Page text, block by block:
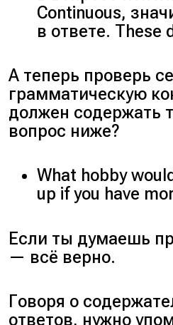
Continuous,
в ответе. These
А теперь проверь
грамматическую
должен содержать
вопрос ниже?
What hobby
up if you have
Если ты думаешь
— всё верно.
Говоря о
ответов, нужно